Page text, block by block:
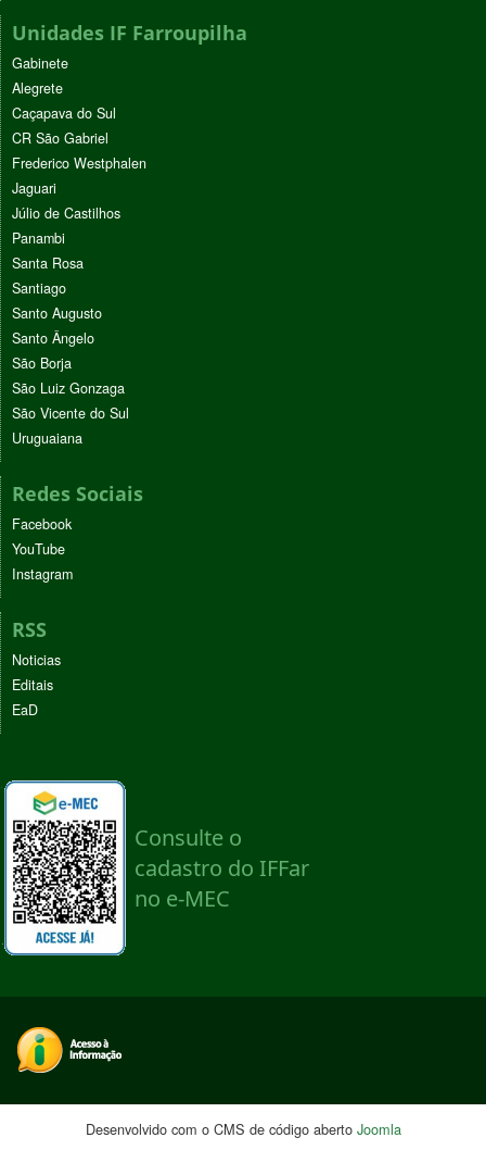
Unidades IF Farroupilha
Gabinete
Alegrete
Caçapava do Sul
CR São Gabriel
Frederico Westphalen
Jaguari
Júlio de Castilhos
Panambi
Santa Rosa
Santiago
Santo Augusto
Santo Ângelo
São Borja
São Luiz Gonzaga
São Vicente do Sul
Uruguaiana
Redes Sociais
Facebook
YouTube
Instagram
RSS
Noticias
Editais
EaD
Desenvolvido com o CMS de código aberto Joomla